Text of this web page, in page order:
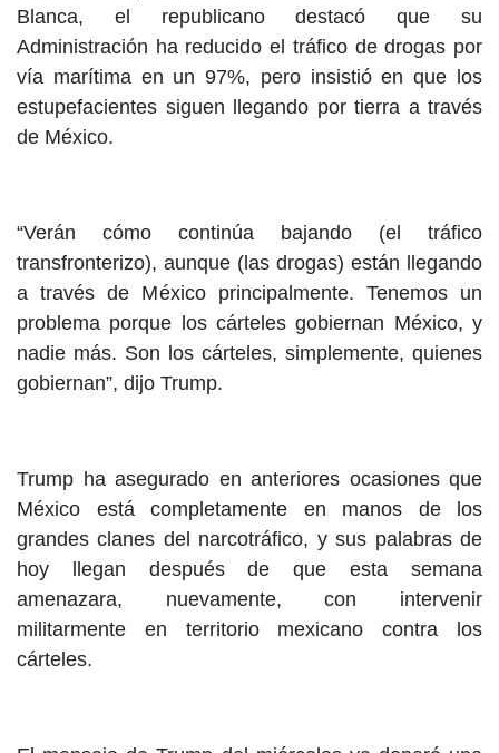
Blanca, el republicano destacó que su
Administración ha reducido el tráfico de drogas por
vía marítima en un 97%, pero insistió en que los
estupefacientes siguen llegando por tierra a través
de México.
“Verán cómo continúa bajando (el tráfico
transfronterizo), aunque (las drogas) están llegando
a través de México principalmente. Tenemos un
problema porque los cárteles gobiernan México, y
nadie más. Son los cárteles, simplemente, quienes
gobiernan”, dijo Trump.
Trump ha asegurado en anteriores ocasiones que
México está completamente en manos de los
grandes clanes del narcotráfico, y sus palabras de
hoy llegan después de que esta semana
amenazara, nuevamente, con intervenir
militarmente en territorio mexicano contra los
cárteles.